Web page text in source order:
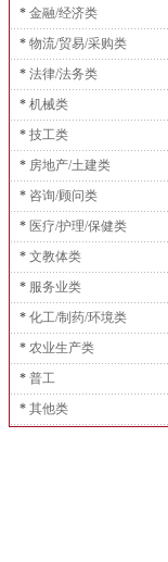
* 金融/经济类
* 物流/贸易/采购类
* 法律/法务类
* 机械类
* 技工类
* 房地产/土建类
* 咨询/顾问类
* 医疗/护理/保健类
* 文教体类
* 服务业类
* 化工/制药/环境类
* 农业生产类
* 普工
* 其他类